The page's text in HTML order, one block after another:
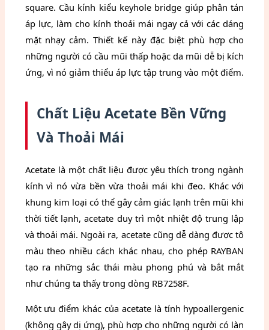
square. Cầu kính kiểu keyhole bridge giúp phân tán
áp lực, làm cho kính thoải mái ngay cả với các dáng
mặt nhạy cảm. Thiết kế này đặc biệt phù hợp cho
những người có cầu mũi thấp hoặc da mũi dễ bị kích
ứng, vì nó giảm thiểu áp lực tập trung vào một điểm.
Chất Liệu Acetate Bền Vững
Và Thoải Mái
Acetate là một chất liệu được yêu thích trong ngành
kính vì nó vừa bền vừa thoải mái khi đeo. Khác với
khung kim loại có thể gây cảm giác lạnh trên mũi khi
thời tiết lạnh, acetate duy trì một nhiệt độ trung lập
và thoải mái. Ngoài ra, acetate cũng dễ dàng được tô
màu theo nhiều cách khác nhau, cho phép RAYBAN
tạo ra những sắc thái màu phong phú và bắt mắt
như chúng ta thấy trong dòng RB7258F.
Một ưu điểm khác của acetate là tính hypoallergenic
(không gây dị ứng), phù hợp cho những người có làn